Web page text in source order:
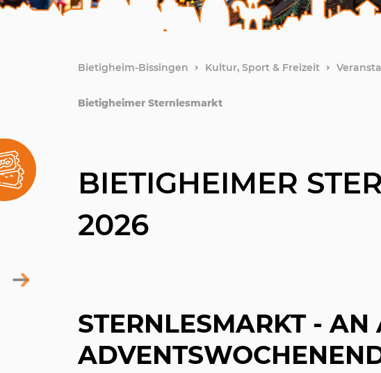
Bietigheim-Bissingen Kultur, Sport & Freizeit
Bietigheimer Sternlesmarkt
BIETIGHEIMER
2026
STERNLESMARKT - AN